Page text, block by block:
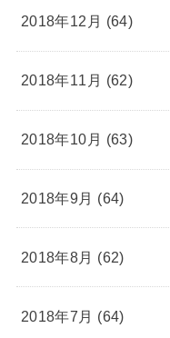
2018年12月 (64)
2018年11月 (62)
2018年10月 (63)
2018年9月 (64)
2018年8月 (62)
2018年7月 (64)